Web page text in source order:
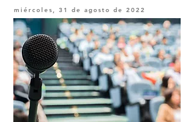
miércoles, 31 de agosto de 2022